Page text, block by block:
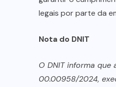
legais por parte da
Nota do DNIT
O DNIT informa
00.00958/2024,